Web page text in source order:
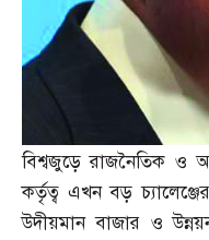
বিশ্বজুড়ে রাজনৈতিক ও
কর্তৃত্ব এখন বড়
উদীয়মান বাজার ও